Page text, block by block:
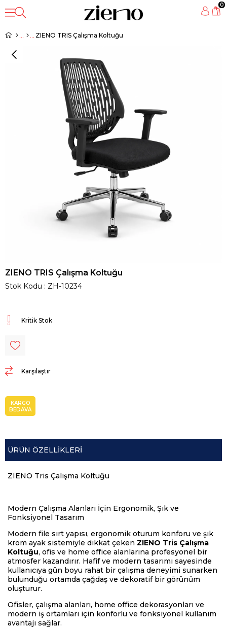
0
ZIENO TRIS Çalışma Koltuğu
›
ZIENO TRIS Çalışma Koltuğu
Stok Kodu ZH-10234
Kritik Stok
Karşılaştır
KARGO
BEDAVA
ÜRÜN ÖZELLIKLERI
ZIENO Tris Çalışma Koltuğu
Modern Çalışma Alanları İçin Ergonomik, Şık ve
Fonksiyonel Tasarım
Modern file sırt yapısı, ergonomik oturum konforu ve şık
krom ayak sistemiyle dikkat çeken ZIENO Tris Çalışma
Koltuğu, ofis ve home office alanlarına profesyonel bir
atmosfer kazandırır. Hafif ve modern tasarımı sayesinde
kullanıcıya gün boyu rahat bir çalışma deneyimi sunarken
bulunduğu ortamda çağdaş ve dekoratif bir görünüm
oluşturur.
Ofisler, çalışma alanları, home office dekorasyonları ve
modern iş ortamları için konforlu ve fonksiyonel kullanım
avantajı sağlar.